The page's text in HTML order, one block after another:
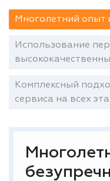
Многолетний опыт
Использование
Комплексный
сервиса на всех